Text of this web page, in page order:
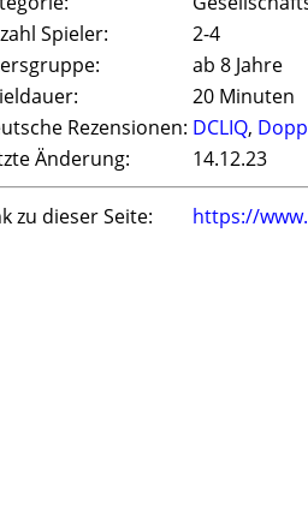
Spieler:
2-4
ab 8 Jahre
20 Minuten
Rezensionen: DCLIQ,
Änderung:
14.12.23
zu dieser Seite: https://